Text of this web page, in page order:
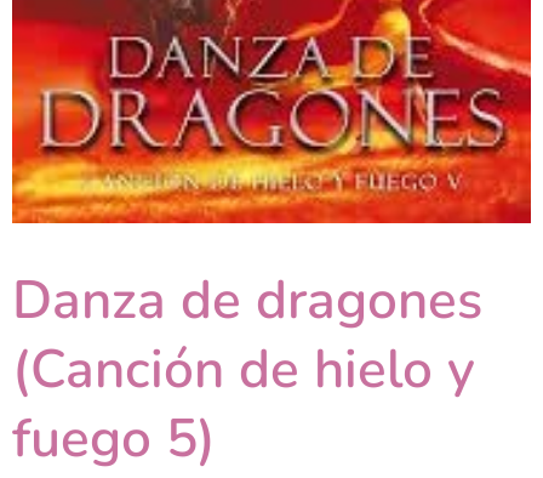
Danza de dragones
(Canción de hielo y
fuego 5)